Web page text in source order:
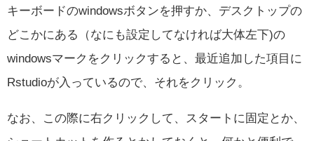
キーボードのwindowsボタンを押すか、デスクトップの
どこかにある（なにも設定してなければ大体左下)の
windowsマークをクリックすると、最近追加した項目に
Rstudioが入っているので、それをクリック。
なお、この際に右クリックして、スタートに固定とか、